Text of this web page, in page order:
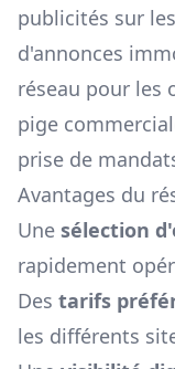
publicités sur
d'annonces
réseau pour
pige
prise de
Avantages du
Une sélection
rapidement
Des tarifs
les différents